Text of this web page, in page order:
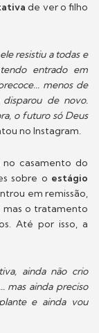
de ver o filho
resistiu a todas e
entrado em
menos de
de novo.
o futuro só Deus
no Instagram.
casamento do
sobre o estágio
em remissão,
mas o tratamento
Até por isso, a
ainda não crio
mas ainda preciso
e ainda vou